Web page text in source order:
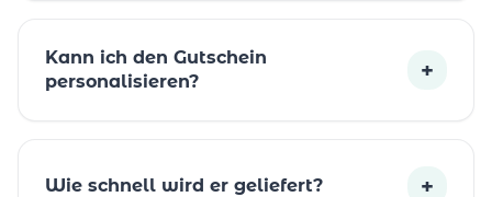
Kann ich den Gutschein
personalisieren?
+
Wie schnell wird er geliefert? +